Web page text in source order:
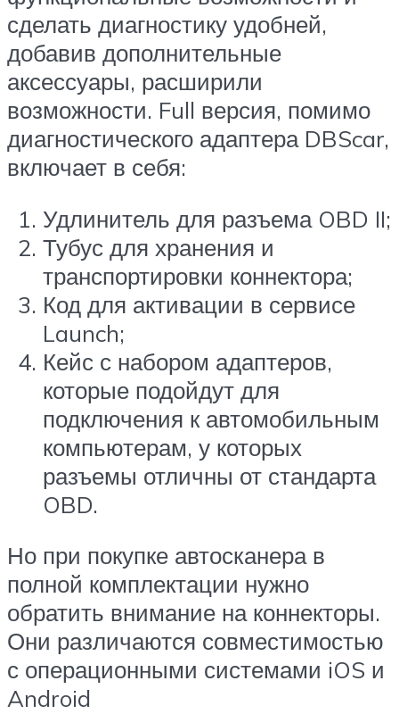
сделать диагностику удобней,
добавив дополнительные
аксессуары, расширили
возможности. Full версия, помимо
диагностического адаптера DBScar,
включает в себя:
Удлинитель для разъема OBD II;
Тубус для хранения и
транспортировки коннектора;
Код для активации в сервисе
Launch;
Кейс с набором адаптеров,
которые подойдут для
подключения к автомобильным
компьютерам, у которых
разъемы отличны от стандарта
OBD.
Но при покупке автосканера в
полной комплектации нужно
обратить внимание на коннекторы.
Они различаются совместимостью
с операционными системами iOS и
Android